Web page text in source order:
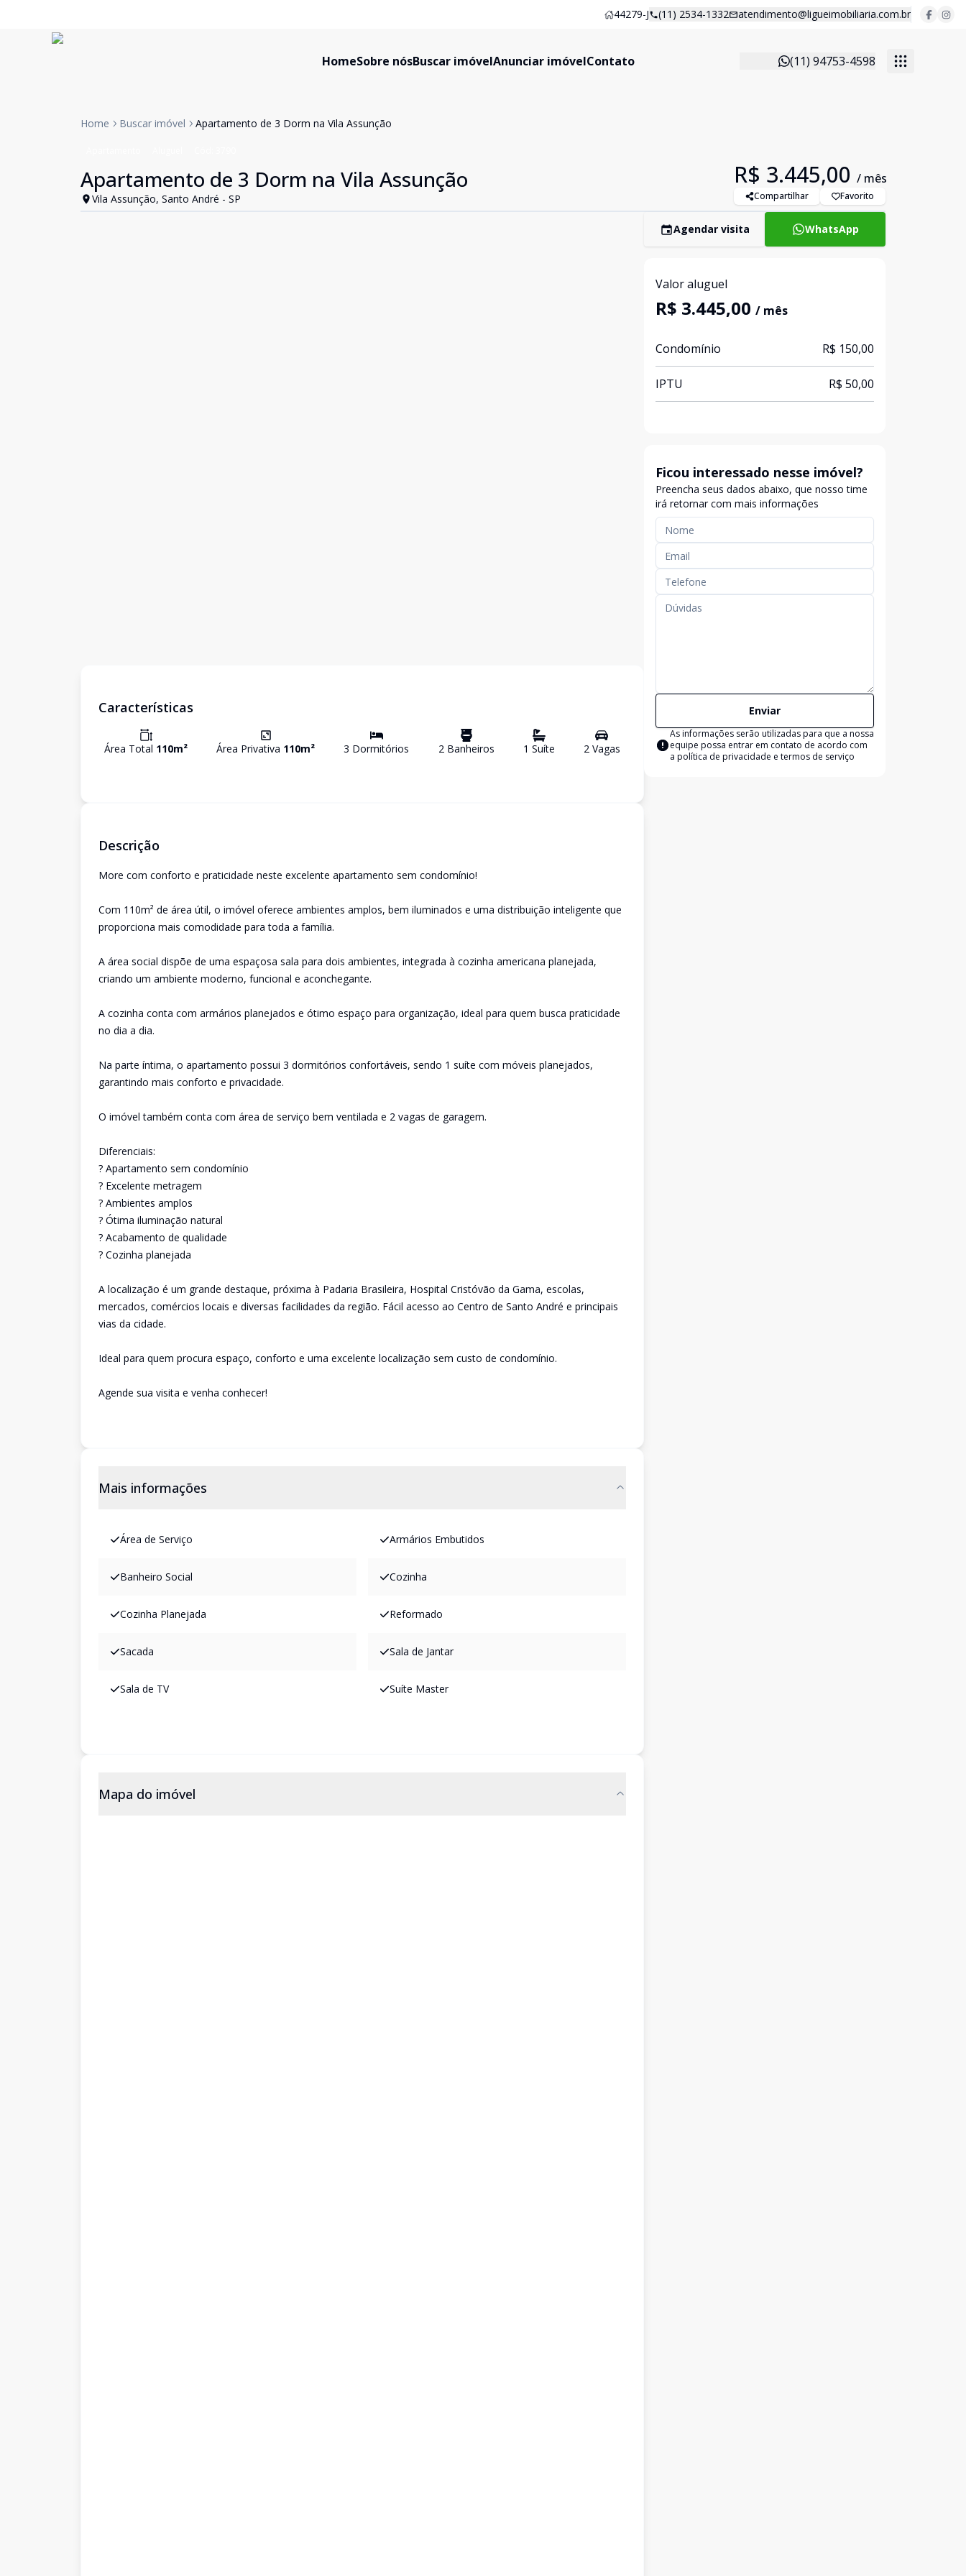
44279-J (11) 2534-1332 atendimento@ligueimobiliaria.com.br
HomeSobre nósBuscar imóvelAnunciar imóvelContato (11) 94753-4598
Home Buscar imóvel Apartamento de 3 Dorm na Vila Assunção
Apartamento de 3 Dorm na Vila Assunção
Vila Assunção, Santo André - SP
R$ 3.445,00 / mês
Compartilhar Favorito
Características
Área Total 110m² Área Privativa 110m² 3 Dormitórios 2Banheiros 1 Suíte 2Vagas
Descrição
More com conforto e praticidade neste excelente apartamento sem condomínio!
Com 110m² de área útil, o imóvel oferece ambientes amplos, bem iluminados e uma distribuição inteligente que
proporciona mais comodidade para toda a família.
A área social dispõe de uma espaçosa sala para dois ambientes, integrada à cozinha americana planejada,
criando um ambiente moderno, funcional e aconchegante.
A cozinha conta com armários planejados e ótimo espaço para organização, ideal para quem busca praticidade
no dia a dia.
Na parte íntima, o apartamento possui 3 dormitórios confortáveis, sendo 1 suíte com móveis planejados,
garantindo mais conforto e privacidade.
O imóvel também conta com área de serviço bem ventilada e 2 vagas de garagem.
Diferenciais:
? Apartamento sem condomínio
? Excelente metragem
? Ambientes amplos
? Ótima iluminação natural
? Acabamento de qualidade
? Cozinha planejada
A localização é um grande destaque, próxima à Padaria Brasileira, Hospital Cristóvão da Gama, escolas,
mercados, comércios locais e diversas facilidades da região. Fácil acesso ao Centro de Santo André e principais
vias da cidade.
Ideal para quem procura espaço, conforto e uma excelente localização sem custo de condomínio.
Agende sua visita e venha conhecer!
Mais informações
Área de Serviço Armários Embutidos
Banheiro Social Cozinha
Cozinha Planejada Reformado
Sacada Sala de Jantar
Sala de TV Suíte Master
Mapa do imóvel
Agendar visita WhatsApp
Valor aluguel
R$ 3.445,00 / mês
Condomínio R$ 150,00
IPTU R$ 50,00
Ficou interessado nesse imóvel?
Preencha seus dados abaixo, que nosso time
irá retornar com mais informações
Enviar
As informações serão utilizadas para que a nossa
equipe possa entrar em contato de acordo com
a política de privacidade e termos de serviço